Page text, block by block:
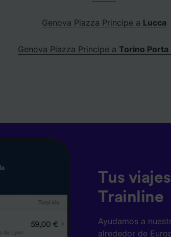
Genova Piazza Principe a Lucca
Genova Piazza Principe a Torino Porta
Tus
Trainline
Ayudamos a
alrededor de